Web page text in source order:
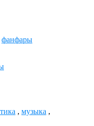
фанфары
, музыка ,